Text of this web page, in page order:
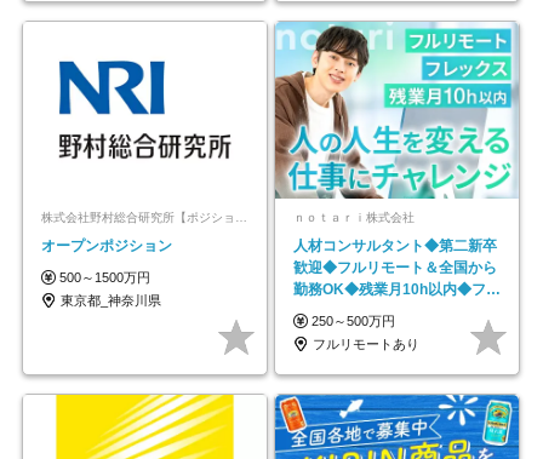
オープンポジション
500～1500万円
東京都_神奈川県
ｎｏｔａｒｉ株式会社
人材コンサルタント◆第二新卒
歓迎◆フルリモート＆全国から
勤務OK◆残業月10h以内◆フレ
ックス制
250～500万円
フルリモートあり